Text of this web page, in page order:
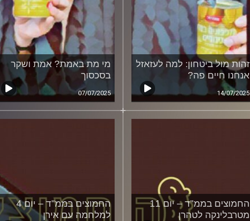
זהות מול ביטחון: למה לעזאזל
אנחנו חיים פה?
14/07/2025
מי מת באמת? אמת ושקר
בסכסוך
07/07/2025
החמוצים בממ"ד – יום 11
מטרבלינקה לטהרן
החמוצים בממ"ד – יום 4
למלחמה עם אירן